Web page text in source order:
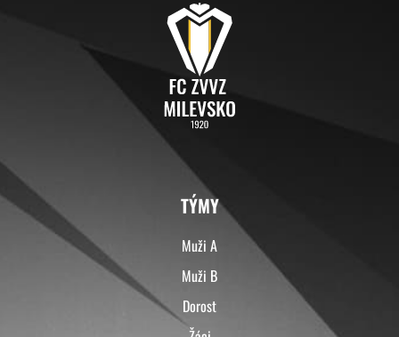
TÝMY
Muži A
Muži B
Dorost